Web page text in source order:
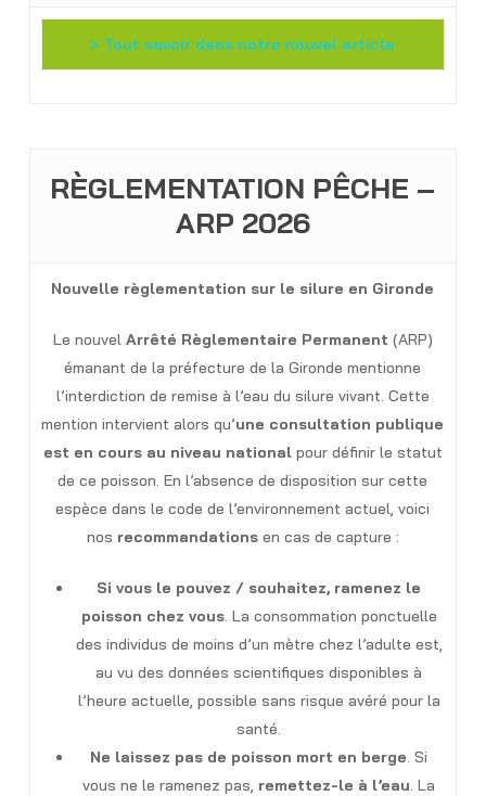
> Tout savoir dans notre nouvel article
RÈGLEMENTATION PÊCHE –
ARP 2026
Nouvelle règlementation sur le silure en Gironde
Le nouvel Arrêté Règlementaire Permanent (ARP)
émanant de la préfecture de la Gironde mentionne
l’interdiction de remise à l’eau du silure vivant. Cette
mention intervient alors qu’une consultation publique
est en cours au niveau national pour définir le statut
de ce poisson. En l’absence de disposition sur cette
espèce dans le code de l’environnement actuel, voici
nos recommandationsen cas de capture :
Si vous le pouvez / souhaitez, ramenez le
poisson chez vous. La consommation ponctuelle
des individus de moins d’un mètre chez l’adulte est,
au vu des données scientifiques disponibles à
l’heure actuelle, possible sans risque avéré pour la
santé.
Ne laissez pas de poisson mort en berge. Si
vous ne le ramenez pas, remettez-le à l’eau. La